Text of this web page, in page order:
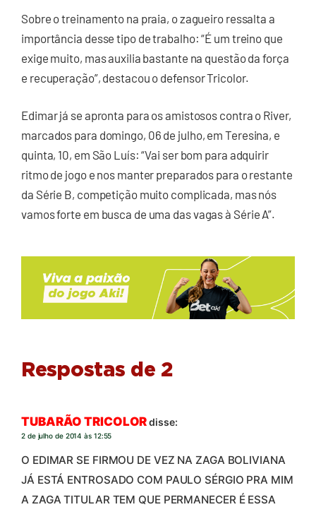
Sobre o treinamento na praia, o zagueiro ressalta a
importância desse tipo de trabalho: “É um treino que
exige muito, mas auxilia bastante na questão da força
e recuperação”, destacou o defensor Tricolor.
Edimar já se apronta para os amistosos contra o River,
marcados para domingo, 06 de julho, em Teresina, e
quinta, 10, em São Luís: “Vai ser bom para adquirir
ritmo de jogo e nos manter preparados para o restante
da Série B, competição muito complicada, mas nós
vamos forte em busca de uma das vagas à Série A”.
Respostas de 2
TUBARÃO TRICOLORdisse:
2 de julho de 2014 às 12:55
O EDIMAR SE FIRMOU DE VEZ NA ZAGA BOLIVIANA
JÁ ESTÁ ENTROSADO COM PAULO SÉRGIO PRA MIM
A ZAGA TITULAR TEM QUE PERMANECER É ESSA